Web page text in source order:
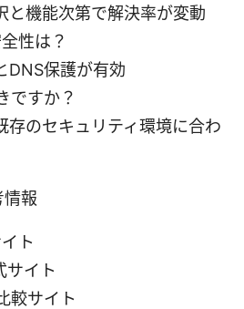
と機能次第で解決率が変動
性は？
DNS保護が有効
ですか？
存のセキュリティ環境に合わ
情報
ト
イト
較サイト